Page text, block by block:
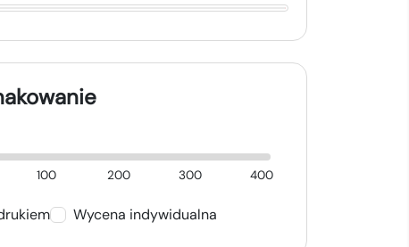
100 200 300 400
Wycena indywidualna